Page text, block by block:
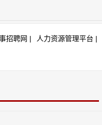
招聘网 | 人力资源管理平台 |